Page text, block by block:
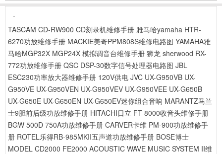
-
TASCAM CD-RW900 CD刻录机维修手册 雅马哈yamaha HTR-
6270功放维修手册 MACKIE美奇PPM808S维修电路图 YAMAHA雅
马哈MGP32X MGP24X 模拟调音台维修手册 狮龙 sherwood RX-
772功放维修手册 QSC DSP-30数字信号处理器电路图 JBL
ESC230功率放大器维修手册 120V供电 JVC UX-G950VB UX-
G950VE UX-G950VEN UX-G950VEV UX-G950VEE UX-G650B
UX-G650E UX-G650EN UX-G650EV迷你组合音响 MARANTZ马兰
士9胆前后级功放维修手册 HITACHI日立 FT-8000收音头维修手册
BGW 500D 750A功放维修手册 CARVER卡维 PM-900功放维修手
册 ROTEL乐得RB-985MKII五声道功放维修手册 BOSE博士
MODEL CD2000 FE2000 ACOUSTIC WAVE MUSIC SYSTEM II维